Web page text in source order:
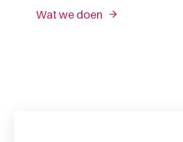
Wat we doen